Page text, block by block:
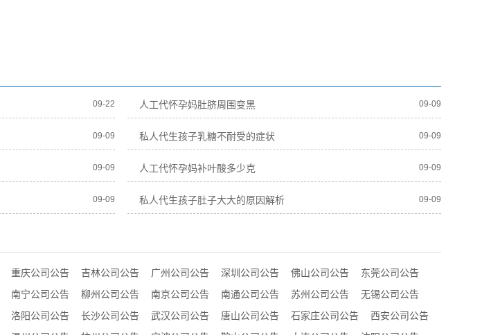
09-22 人工代怀孕妈肚脐周围变黑 09-09
09-09 私人代生孩子乳糖不耐受的症状 09-09
09-09 人工代怀孕妈补叶酸多少克 09-09
09-09 私人代生孩子肚子大大的原因解析 09-09
重庆公司公告 吉林公司公告 广州公司公告 深圳公司公告 佛山公司公告
东莞公司公告
南宁公司公告 柳州公司公告 南京公司公告 南通公司公告 苏州公司公告
无锡公司公告
洛阳公司公告 长沙公司公告 武汉公司公告 唐山公司公告 石家庄公司公告
西安公司公告